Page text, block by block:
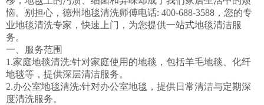
恼。别担心，德州地毯清洗师傅电话: 400-688-3588，您的专
业地毯清洗专家，快速上门，为您提供一站式地毯清洁服
务。
一、服务范围
1.家庭地毯清洗:针对家庭使用的地毯，包括羊毛地毯、化纤
地毯等，提供深层清洁服务。
2.办公室地毯清洗:针对办公室地毯，提供日常清洁与定期深
度清洗服务。
打开微信